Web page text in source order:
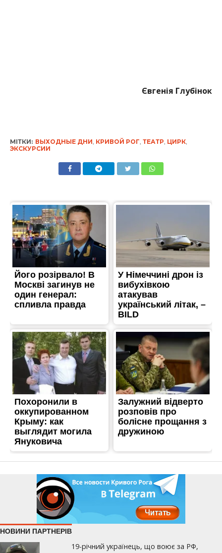
Євгенія Глубінок
МІТКИ: ВЫХОДНЫЕ ДНИ КРИВОЙ РОГ ТЕАТР ЦИРК,
ЭКСКУРСИИ